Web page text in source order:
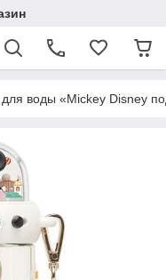
для воды «Mickey Disney